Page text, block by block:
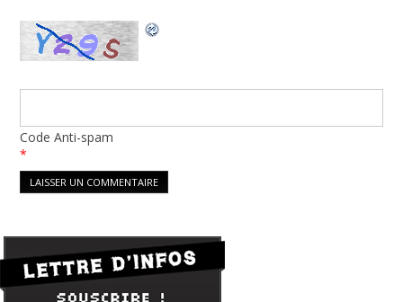
Code Anti-spam
*